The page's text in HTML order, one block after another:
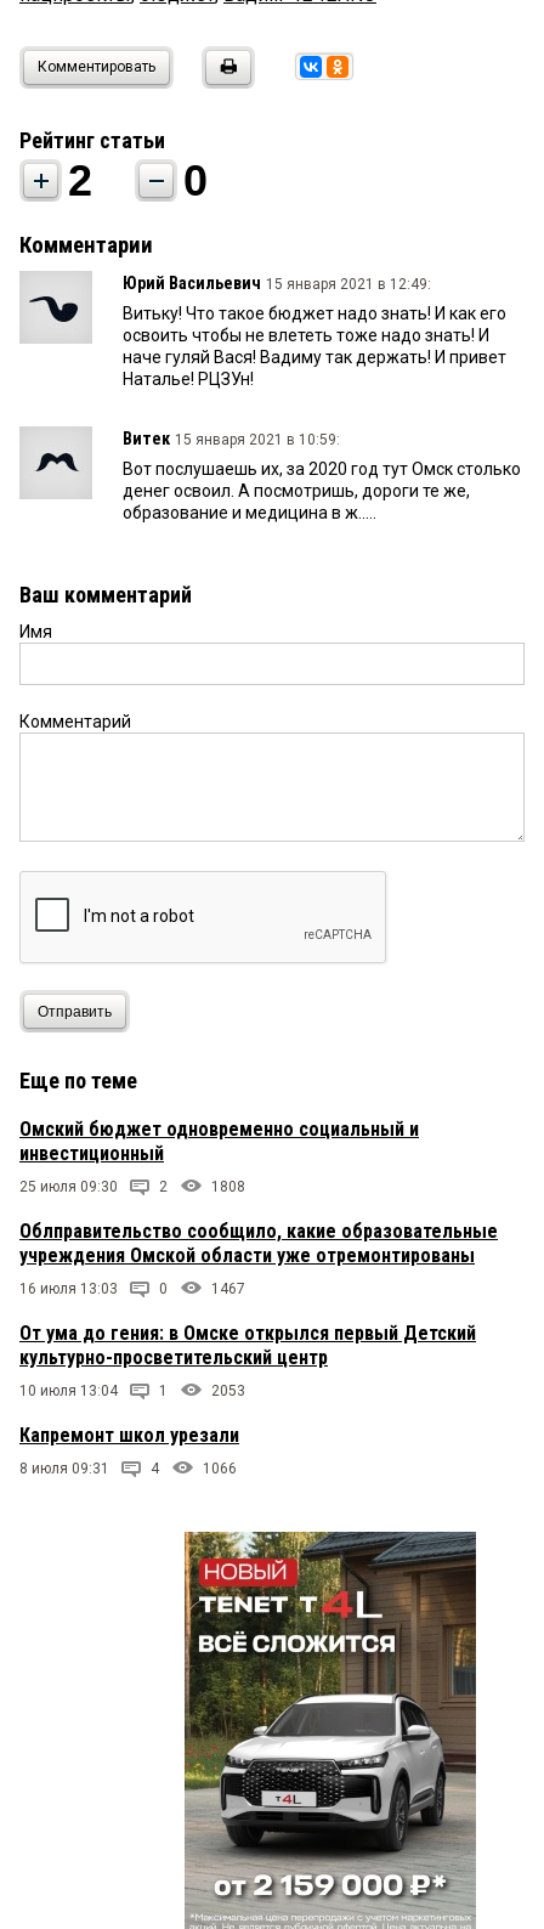
Комментировать
Рейтинг статьи
2 0
Комментарии
Юрий Васильевич 15 января 2021 в 12:49:
Витьку! Что такое бюджет надо знать! И как его
освоить чтобы не влететь тоже надо знать! И
наче гуляй Вася! Вадиму так держать! И привет
Наталье! РЦЗУн!
Витек 15 января 2021 в 10:59:
Вот послушаешь их, за 2020 год тут Омск столько
денег освоил. А посмотришь, дороги те же,
образование и медицина в ж.....
Ваш комментарий
Имя
Комментарий
Отправить
Еще по теме
Омский бюджет одновременно социальный и
инвестиционный
25 июля 09:30 2 1808
Облправительство сообщило, какие образовательные
учреждения Омской области уже отремонтированы
16 июля 13:03 0 1467
От ума до гения: в Омске открылся первый Детский
культурно-просветительский центр
10 июля 13:04 1 2053
Капремонт школ урезали
8 июля 09:31 4 1066